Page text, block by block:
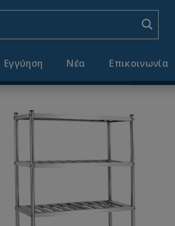
Εγγύηση Νέα Επικοινωνία
Αρχική